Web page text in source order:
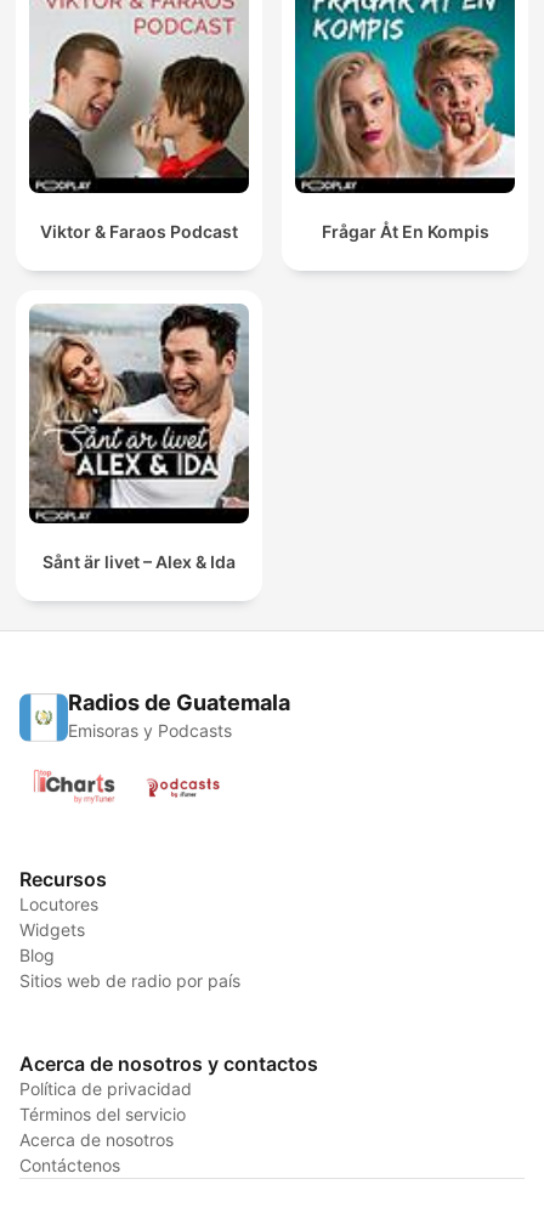
Viktor & Faraos Podcast Frågar Åt En Kompis
Sånt är livet – Alex & Ida
Radios de Guatemala
Emisoras y Podcasts
Recursos
Locutores
Widgets
Blog
Sitios web de radio por país
Acerca de nosotros y contactos
Política de privacidad
Términos del servicio
Acerca de nosotros
Contáctenos